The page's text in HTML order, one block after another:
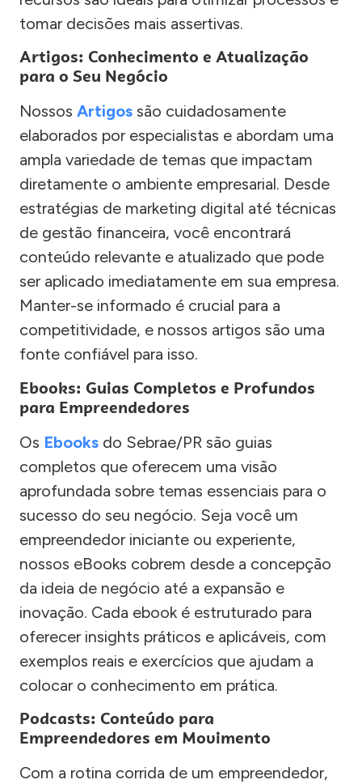
tomar decisões mais assertivas.
Artigos: Conhecimento e Atualização
para o Seu Negócio
Nossos Artigos são cuidadosamente
elaborados por especialistas e abordam uma
ampla variedade de temas que impactam
diretamente o ambiente empresarial. Desde
estratégias de marketing digital até técnicas
de gestão financeira, você encontrará
conteúdo relevante e atualizado que pode
ser aplicado imediatamente em sua empresa.
Manter-se informado é crucial para a
competitividade, e nossos artigos são uma
fonte confiável para isso.
Ebooks: Guias Completos e Profundos
para Empreendedores
Os Ebooks do Sebrae/PR são guias
completos que oferecem uma visão
aprofundada sobre temas essenciais para o
sucesso do seu negócio. Seja você um
empreendedor iniciante ou experiente,
nossos eBooks cobrem desde a concepção
da ideia de negócio até a expansão e
inovação. Cada ebook é estruturado para
oferecer insights práticos e aplicáveis, com
exemplos reais e exercícios que ajudam a
colocar o conhecimento em prática.
Podcasts: Conteúdo para
Empreendedores em Movimento
Com a rotina corrida de um empreendedor,